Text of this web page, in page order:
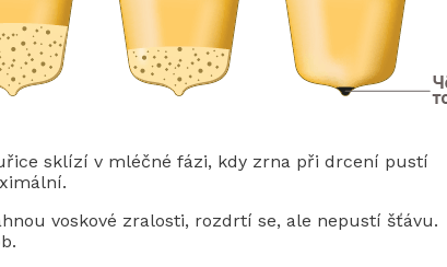
sklízí v mléčné fázi, kdy zrna při drcení pustí
voskové zralosti, rozdrtí se, ale nepustí šťávu.